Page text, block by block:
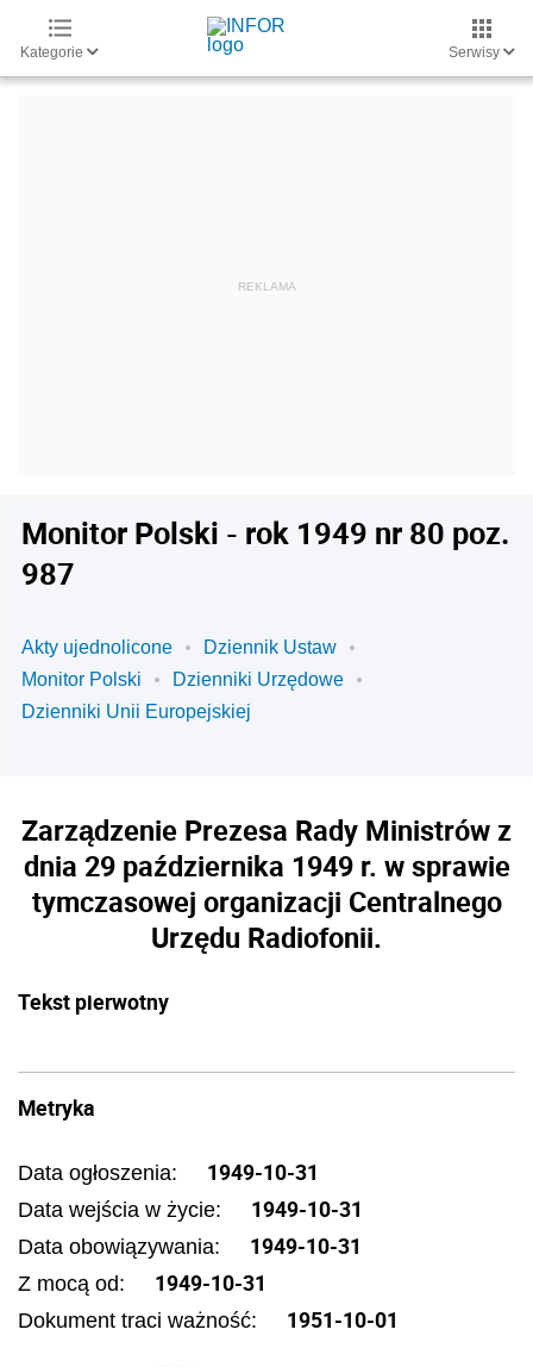
Kategorie Serwisy
Monitor Polski - rok 1949 nr 80 poz.
987
Akty ujednolicone
Dziennik Ustaw
Monitor Polski
Dzienniki Urzędowe
Dzienniki Unii Europejskiej
Zarządzenie Prezesa Rady Ministrów z
dnia 29 października 1949 r. w sprawie
tymczasowej organizacji Centralnego
Urzędu Radiofonii.
Tekst pierwotny
Metryka
Data ogłoszenia: 1949-10-31
Data wejścia w życie: 1949-10-31
Data obowiązywania: 1949-10-31
Z mocą od: 1949-10-31
Dokument traci ważność: 1951-10-01